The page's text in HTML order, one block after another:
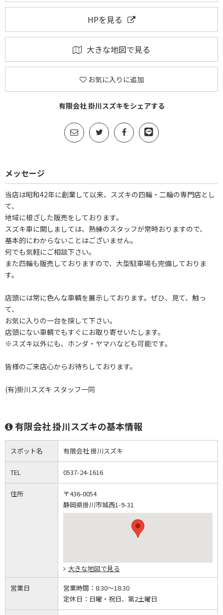
HPを見る
大きな地図で見る
お気に入りに追加
有限会社 掛川スズキをシェアする
メッセージ
当店は昭和42年に創業して以来、スズキの四輪・二輪の専門店とし
て、
地域に根ざした販売をしております。
スズキ車に関しましては、熟練のスタッフが常時おりますので、
基本的にわからないことはございません。
何でも気軽にご相談下さい。
また四輪も販売しておりますので、大型駐車場も完備しておりま
す。
店頭には常に色んな車輌を展示しております。ぜひ、見て、触っ
て、
お気に入りの一台を探して下さい。
店頭にない車輌でもすぐにお取り寄せいたします。
※スズキ以外にも、ホンダ・ヤマハなども可能です。
皆様のご来店心からお待ちしております。
(有)掛川スズキ スタッフ一同
有限会社 掛川スズキの基本情報
スポット名 有限会社 掛川スズキ
TEL 0537-24-1616
住所
〒436-0054
静岡県掛川市城西1-9-31
大きな地図で見る
営業日 営業時間： 8:30～18:30
定休日： 日曜・祝日、第2土曜日